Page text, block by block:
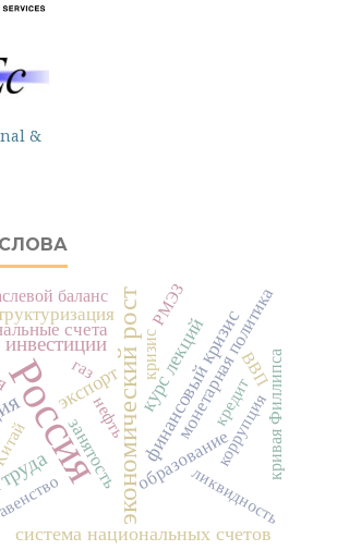
Россияэкономический рост
инвестиции
система национальных счетов
финансовый кризис
курс лекций
экспорт
образование
занятость
счета монетарная политика
баланс
ликвидность
газ кризис
нефть коррупциякривая Филлипса
РМЭЗ
ВВП
кредит